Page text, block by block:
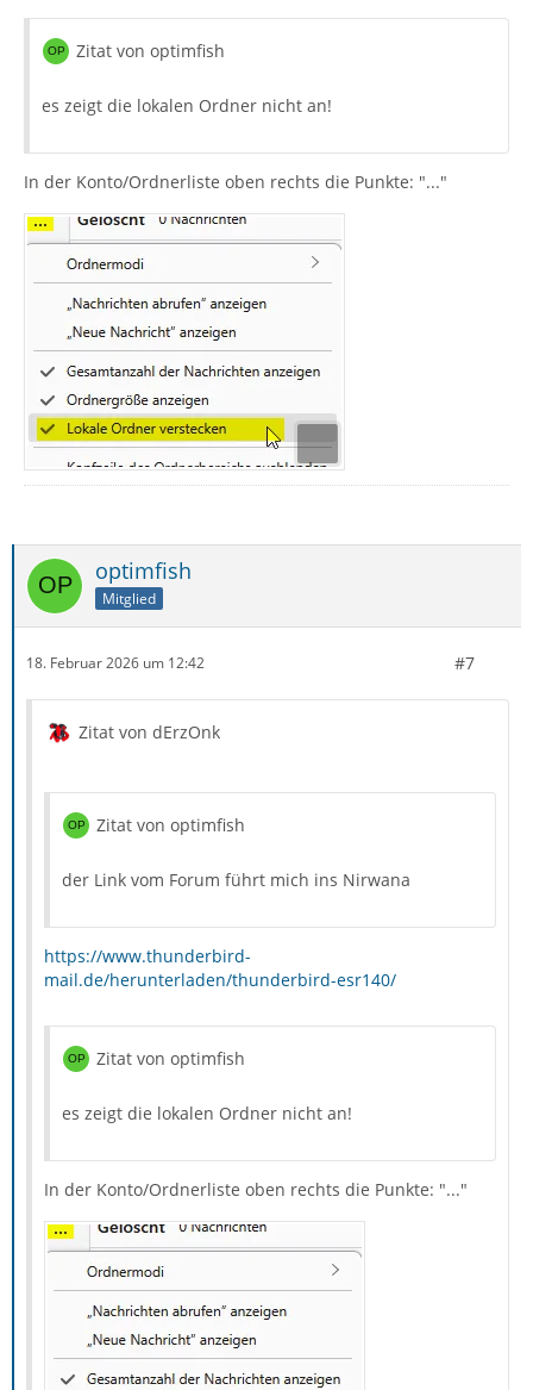
Zitat von optimfish
Ich habe auch schon den ganzen Thunderbird
Das müsste funktionieren. Erklärt aber nicht, wieso Dir
dann Mails fehlen. Ein Grund könnte eine von Dir
vorgenommene Auslagerung des s.g. 'Lokale Ordner'
sein. Diese Daten liegen dann nicht im Profil und
müssten entweder in der neuen Installation auch
wieder manuell eingebunden werden oder man müsste
sie von da wo sie ggf. liegen, wieder in das Profil
zurückholen.
Es ist erst einmal wieder an Dir, mehr und genauere
Informationen von Deiner Installation zu liefern.
Gruß,
Sehvornix
Zitat von optimfish
es zeigt die lokalen Ordner nicht an!
In der Konto/Ordnerliste oben rechts die Punkte: "..."
optimfish
Mitglied
18. Februar 2026 um 12:42 #7
Zitat von dErzOnk
Zitat von optimfish
der Link vom Forum führt mich ins Nirwana
https://www.thunderbird-
mail.de/herunterladen/thunderbird-esr140/
Zitat von optimfish
es zeigt die lokalen Ordner nicht an!
In der Konto/Ordnerliste oben rechts die Punkte: "..."